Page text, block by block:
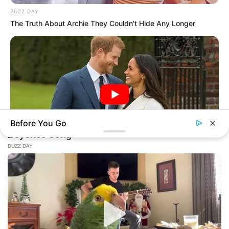
BUZZ DAY
The Truth About Archie They Couldn't Hide Any Longer
HERBEAUTY
See How Harry And Meghan's Royal Wedding Changed The
Royal Family Forever
Before You Go